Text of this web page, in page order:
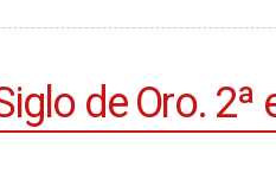
de Oro. 2ª